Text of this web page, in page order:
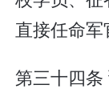
直接任命军
第三十四条